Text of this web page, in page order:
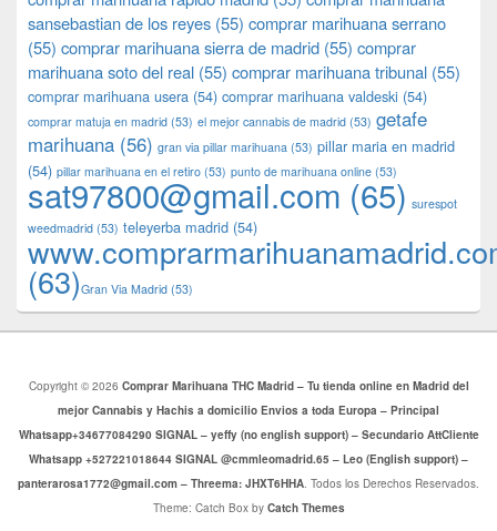
sansebastian de los reyes (55) comprar marihuana serrano
(55) comprar marihuana sierra de madrid (55) comprar
marihuana soto del real (55) comprar marihuana tribunal (55)
comprar marihuana usera (54) comprar marihuana valdeski (54)
comprar matuja en madrid (53) el mejor cannabis de madrid (53) getafe
marihuana (56) gran via pillar marihuana (53) pillar maria en madrid
(54) pillar marihuana en el retiro (53) punto de marihuana online (53)
sat97800@gmail.com (65) surespot
weedmadrid (53) teleyerba madrid (54)
(63)​​Gran Via Madrid (53)
Copyright © 2026 Comprar Marihuana THC Madrid – Tu tienda online en Madrid del
mejor Cannabis y Hachis a domicilio Envios a toda Europa – Principal
Whatsapp+34677084290 SIGNAL – yeffy (no english support) – Secundario AttCliente
Whatsapp +527221018644 SIGNAL @cmmleomadrid.65 – Leo (English support) –
panterarosa1772@gmail.com – Threema: JHXT6HHA. Todos los Derechos Reservados.
Theme: Catch Box by Catch Themes